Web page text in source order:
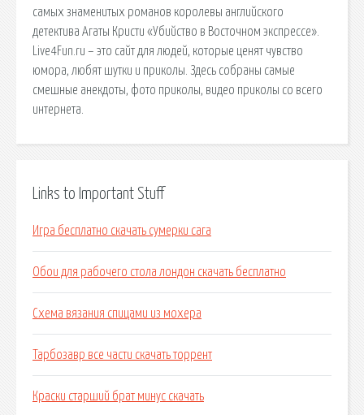
самых знаменитых романов королевы английского
детектива Агаты Кристи «Убийство в Восточном экспрессе».
Live4Fun.ru – это сайт для людей, которые ценят чувство
юмора, любят шутки и приколы. Здесь собраны самые
смешные анекдоты, фото приколы, видео приколы со всего
интернета.
Links to Important Stuff
Игра бесплатно скачать сумерки сага
Обои для рабочего стола лондон скачать бесплатно
Схема вязания спицами из мохера
Тарбозавр все части скачать торрент
Краски старший брат минус скачать